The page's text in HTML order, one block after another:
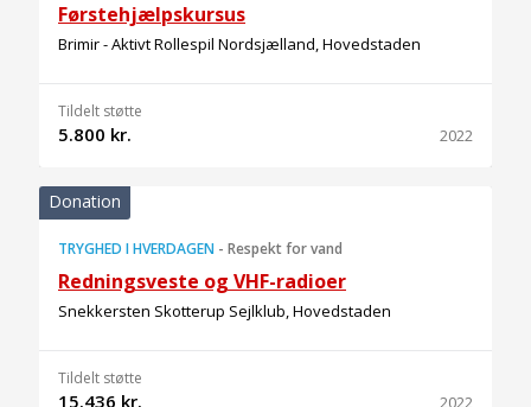
Førstehjælpskursus
Brimir - Aktivt Rollespil Nordsjælland, Hovedstaden
Tildelt støtte
5.800 kr. 2022
Donation
TRYGHED I HVERDAGEN - Respekt for vand
Redningsveste og VHF-radioer
Snekkersten Skotterup Sejlklub, Hovedstaden
Tildelt støtte
15.436 kr. 2022